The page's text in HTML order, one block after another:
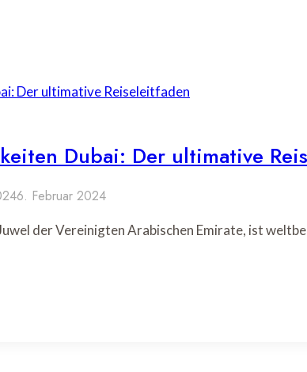
Dubai: Der ultimative
6. Februar 2024
der Vereinigten Arabischen Emirate, ist